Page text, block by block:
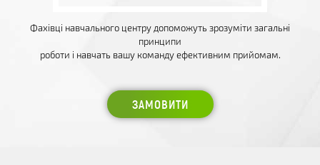
Фахівці навчального центру допоможуть зрозуміти загальні
принципи
роботи і навчать вашу команду ефективним прийомам.
ЗАМОВИТИ